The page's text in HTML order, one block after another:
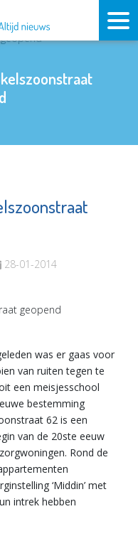
28-01-2014
was er gaas voor
van ruiten tegen te
een meisjesschool
bestemming
62 is een
van de 20ste eeuw
Rond de
‘Middin’ met
intrek hebben